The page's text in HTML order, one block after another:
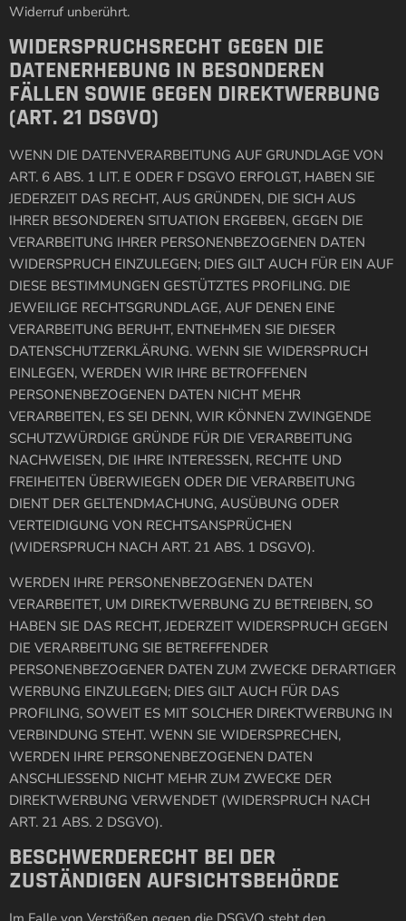
Widerruf unberührt.
WIDERSPRUCHSRECHT GEGEN DIE
DATENERHEBUNG IN BESONDEREN
FÄLLEN SOWIE GEGEN DIREKTWERBUNG
(ART. 21 DSGVO)
WENN DIE DATENVERARBEITUNG AUF GRUNDLAGE VON
ART. 6 ABS. 1 LIT. E ODER F DSGVO ERFOLGT, HABEN SIE
JEDERZEIT DAS RECHT, AUS GRÜNDEN, DIE SICH AUS
IHRER BESONDEREN SITUATION ERGEBEN, GEGEN DIE
VERARBEITUNG IHRER PERSONENBEZOGENEN DATEN
WIDERSPRUCH EINZULEGEN; DIES GILT AUCH FÜR EIN AUF
DIESE BESTIMMUNGEN GESTÜTZTES PROFILING. DIE
JEWEILIGE RECHTSGRUNDLAGE, AUF DENEN EINE
VERARBEITUNG BERUHT, ENTNEHMEN SIE DIESER
DATENSCHUTZERKLÄRUNG. WENN SIE WIDERSPRUCH
EINLEGEN, WERDEN WIR IHRE BETROFFENEN
PERSONENBEZOGENEN DATEN NICHT MEHR
VERARBEITEN, ES SEI DENN, WIR KÖNNEN ZWINGENDE
SCHUTZWÜRDIGE GRÜNDE FÜR DIE VERARBEITUNG
NACHWEISEN, DIE IHRE INTERESSEN, RECHTE UND
FREIHEITEN ÜBERWIEGEN ODER DIE VERARBEITUNG
DIENT DER GELTENDMACHUNG, AUSÜBUNG ODER
VERTEIDIGUNG VON RECHTSANSPRÜCHEN
(WIDERSPRUCH NACH ART. 21 ABS. 1 DSGVO).
WERDEN IHRE PERSONENBEZOGENEN DATEN
VERARBEITET, UM DIREKTWERBUNG ZU BETREIBEN, SO
HABEN SIE DAS RECHT, JEDERZEIT WIDERSPRUCH GEGEN
DIE VERARBEITUNG SIE BETREFFENDER
PERSONENBEZOGENER DATEN ZUM ZWECKE DERARTIGER
WERBUNG EINZULEGEN; DIES GILT AUCH FÜR DAS
PROFILING, SOWEIT ES MIT SOLCHER DIREKTWERBUNG IN
VERBINDUNG STEHT. WENN SIE WIDERSPRECHEN,
WERDEN IHRE PERSONENBEZOGENEN DATEN
ANSCHLIESSEND NICHT MEHR ZUM ZWECKE DER
DIREKTWERBUNG VERWENDET (WIDERSPRUCH NACH
ART. 21 ABS. 2 DSGVO).
BESCHWERDE­RECHT BEI DER
ZUSTÄNDIGEN AUFSICHTS­BEHÖRDE